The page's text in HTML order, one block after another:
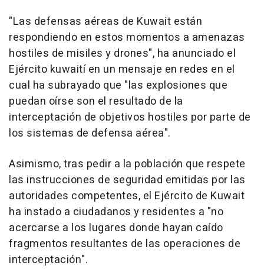
"Las defensas aéreas de Kuwait están
respondiendo en estos momentos a amenazas
hostiles de misiles y drones", ha anunciado el
Ejército kuwaití en un mensaje en redes en el
cual ha subrayado que "las explosiones que
puedan oírse son el resultado de la
interceptación de objetivos hostiles por parte de
los sistemas de defensa aérea".
Asimismo, tras pedir a la población que respete
las instrucciones de seguridad emitidas por las
autoridades competentes, el Ejército de Kuwait
ha instado a ciudadanos y residentes a "no
acercarse a los lugares donde hayan caído
fragmentos resultantes de las operaciones de
interceptación".